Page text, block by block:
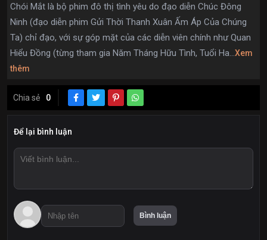
Chói Mắt là bộ phim đô thị tình yêu do đạo diễn Chúc Đông
Ninh (đạo diễn phim Gửi Thời Thanh Xuân Ấm Áp Của Chúng
Ta) chỉ đạo, với sự góp mặt của các diễn viên chính như Quan
Hiểu Đồng (từng tham gia Năm Tháng Hữu Tình, Tuổi Ha...Xem
thêm
Chia sẻ 0
Để lại bình luận